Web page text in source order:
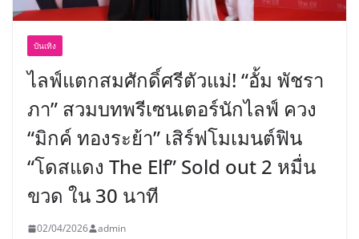
บันเทิง
ไลฟ์แตกสมศักดิ์ศรีตัวแม่! “อั้ม พัชรา
ภา” สวมบทพรีเซนเตอร์นักไลฟ์ ควง
“มิกค์ ทองระย้า” เสิร์ฟโมเมนต์ฟิน
“โดสแดง The Elf” Sold out 2 หมื่น
ขวด ใน 30 นาที
02/04/2026 admin